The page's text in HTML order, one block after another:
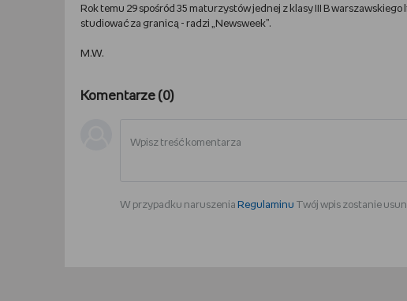
Rok temu 29 spośród 35 maturzystów jednej z klasy III B
studiować za granicą - radzi „Newsweek”.
M.W.
Komentarze (0)
W przypadku naruszenia Regulaminu Twój wpis zostanie